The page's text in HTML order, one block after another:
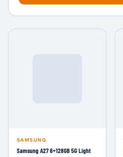
SAMSUNG
Samsung A27 6+128GB 5G Light